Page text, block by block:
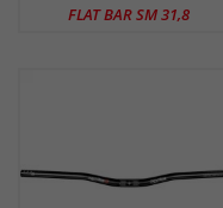
FLAT BAR SM 31,8